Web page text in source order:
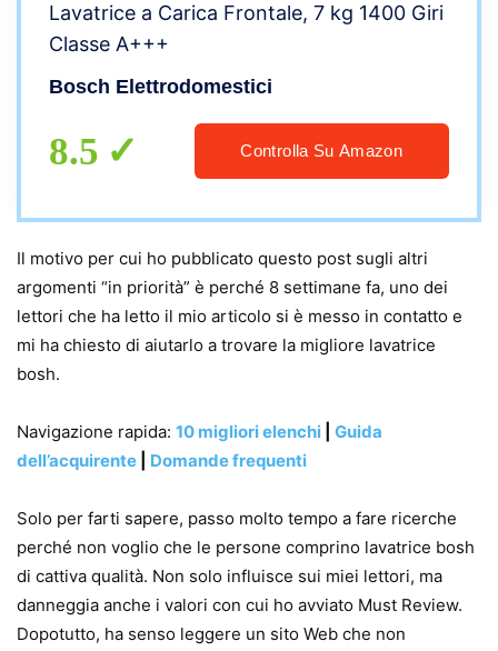
Lavatrice a Carica Frontale, 7 kg 1400 Giri
Classe A+++
Bosch Elettrodomestici
8.5 Controlla Su Amazon
Il motivo per cui ho pubblicato questo post sugli altri
argomenti “in priorità” è perché 8 settimane fa, uno dei
lettori che ha letto il mio articolo si è messo in contatto e
mi ha chiesto di aiutarlo a trovare la migliore lavatrice
bosh.
Navigazione rapida: 10 migliori elenchi
Guida
dell’acquirente
Domande frequenti
Solo per farti sapere, passo molto tempo a fare ricerche
perché non voglio che le persone comprino lavatrice bosh
di cattiva qualità. Non solo influisce sui miei lettori, ma
danneggia anche i valori con cui ho avviato Must Review.
Dopotutto, ha senso leggere un sito Web che non